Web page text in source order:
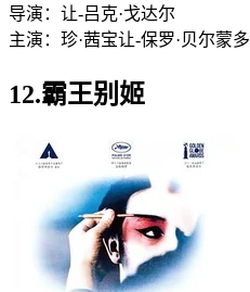
导演： 让-吕克·戈达尔
主演： 珍·茜宝让-保罗·贝尔蒙多
12.霸王别姬